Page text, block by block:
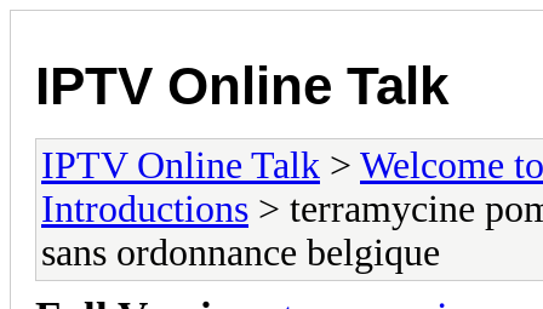
IPTV Online Talk
IPTV Online Talk > Welcome
Introductions > terramycine
sans ordonnance belgique